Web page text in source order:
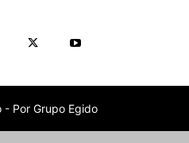
Por Grupo Egido